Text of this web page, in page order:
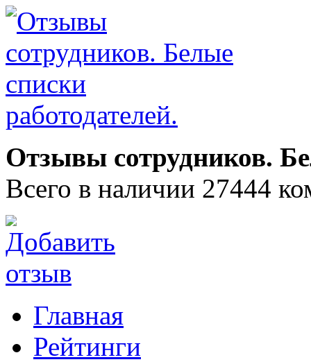
Отзывы сотрудников.
Всего в наличии 27444
Главная
Рейтинги